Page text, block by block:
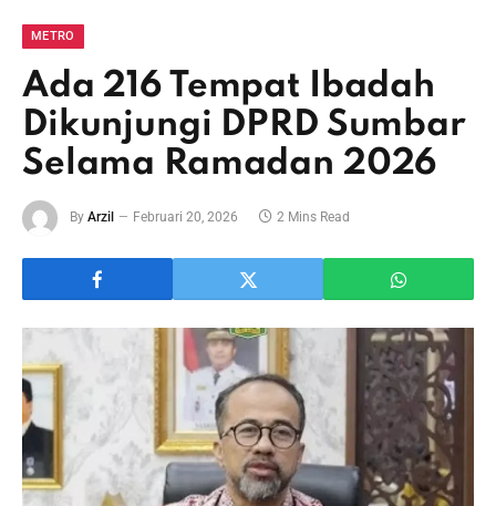
METRO
Ada 216 Tempat Ibadah
Dikunjungi DPRD Sumbar
Selama Ramadan 2026
By Arzil Februari 20, 2026 2 Mins Read